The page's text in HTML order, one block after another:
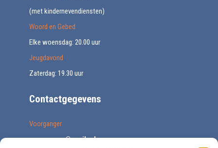
(met kindernevendiensten)
Woord en Gebed
Elke woensdag: 20.00 uur
Jeugdavond
Zaterdag: 19.30 uur
Contactgegevens
Voorganger
voorganger@vegib.nl